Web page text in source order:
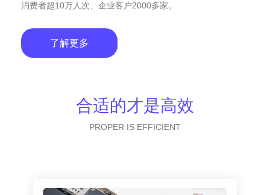
消费者超10万人次、企业客户2000多家。
了解更多
合适的才是高效
PROPER IS EFFICIENT